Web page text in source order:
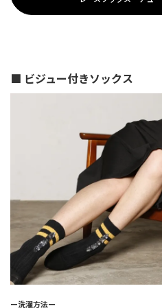
■ ビジュー付きソックス
ー洗濯方法ー